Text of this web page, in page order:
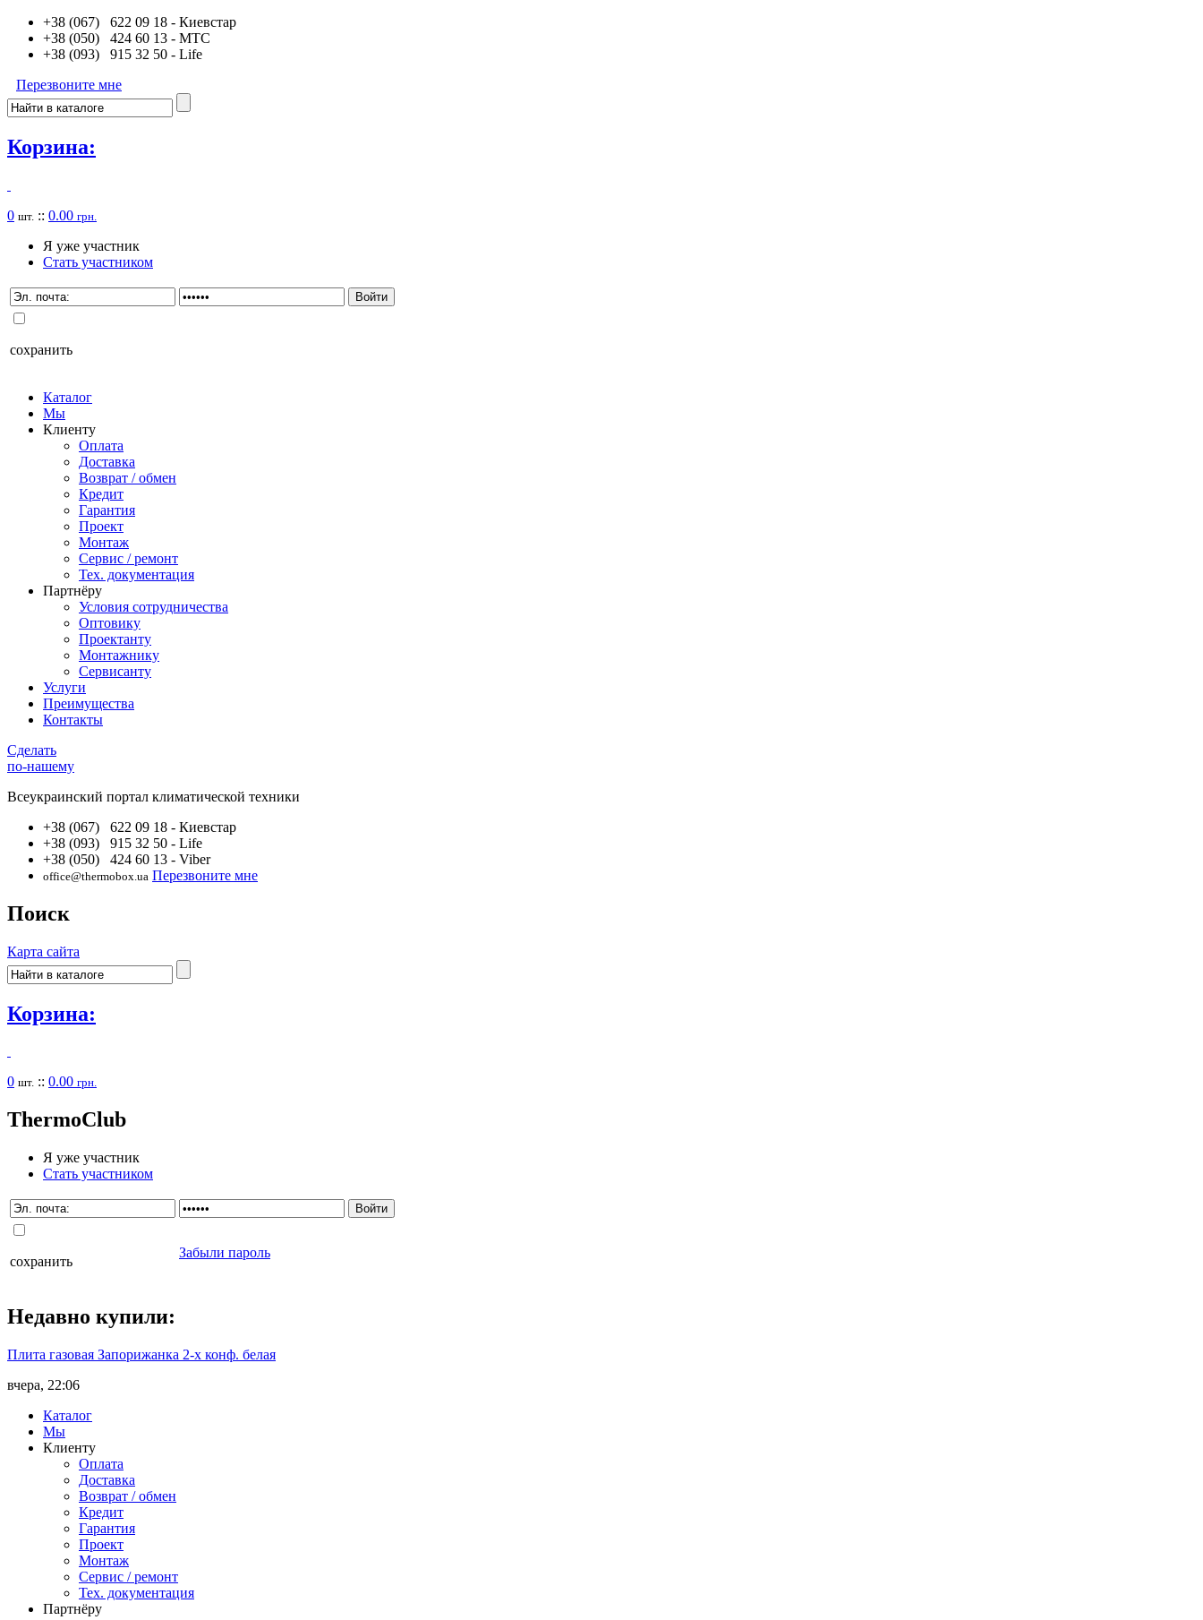
+38 (067) 622 09 18 - Киевстар
+38 (050) 424 60 13 - MTC
+38 (093) 915 32 50 - Life
Перезвоните мне
Корзина:
0 шт. :: 0.00 грн.
Я уже участник
Стать участником
сохранить
Каталог
Мы
Клиенту
Оплата
Доставка
Возврат / обмен
Кредит
Гарантия
Проект
Монтаж
Сервис / ремонт
Тех. документация
Партнёру
Условия сотрудничества
Оптовику
Проектанту
Монтажнику
Сервисанту
Услуги
Преимущества
Контакты
Сделать
по-нашему
Всеукраинский портал климатической техники
+38 (067) 622 09 18 - Киевстар
+38 (093) 915 32 50 - Life
+38 (050) 424 60 13 - Viber
office@thermobox.ua Перезвоните мне
Поиск
Карта сайта
Корзина:
0 шт. :: 0.00 грн.
ThermoClub
Я уже участник
Стать участником
сохранить
Забыли пароль
Недавно купили:
Плита газовая Запорижанка 2-х конф. белая
вчера, 22:06
Каталог
Мы
Клиенту
Оплата
Доставка
Возврат / обмен
Кредит
Гарантия
Проект
Монтаж
Сервис / ремонт
Тех. документация
Партнёру